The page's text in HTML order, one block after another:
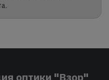
оптики "Взор"